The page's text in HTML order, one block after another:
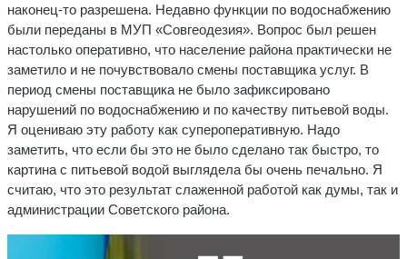
наконец-то разрешена. Недавно функции по водоснабжению
были переданы в МУП «Совгеодезия». Вопрос был решен
настолько оперативно, что население района практически не
заметило и не почувствовало смены поставщика услуг. В
период смены поставщика не было зафиксировано
нарушений по водоснабжению и по качеству питьевой воды.
Я оцениваю эту работу как супероперативную. Надо
заметить, что если бы это не было сделано так быстро, то
картина с питьевой водой выглядела бы очень печально. Я
считаю, что это результат слаженной работой как думы, так и
администрации Советского района.